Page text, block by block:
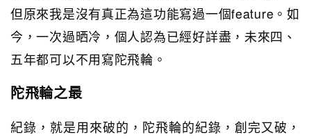
但原來我是沒有真正為這功能寫過一個feature。如
今，一次過晒冷，個人認為已經好詳盡，未來四、
五年都可以不用寫陀飛輪。
陀飛輪之最
紀錄，就是用來破的，陀飛輪的紀錄，創完又破，